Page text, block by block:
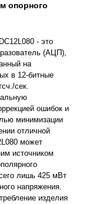
опорного
- это
(АЦП),
на
в 12-битные
сек.
ошибок и
минимизации
отличной
может
источником
лишь 425 мВт
напряжения.
изделия